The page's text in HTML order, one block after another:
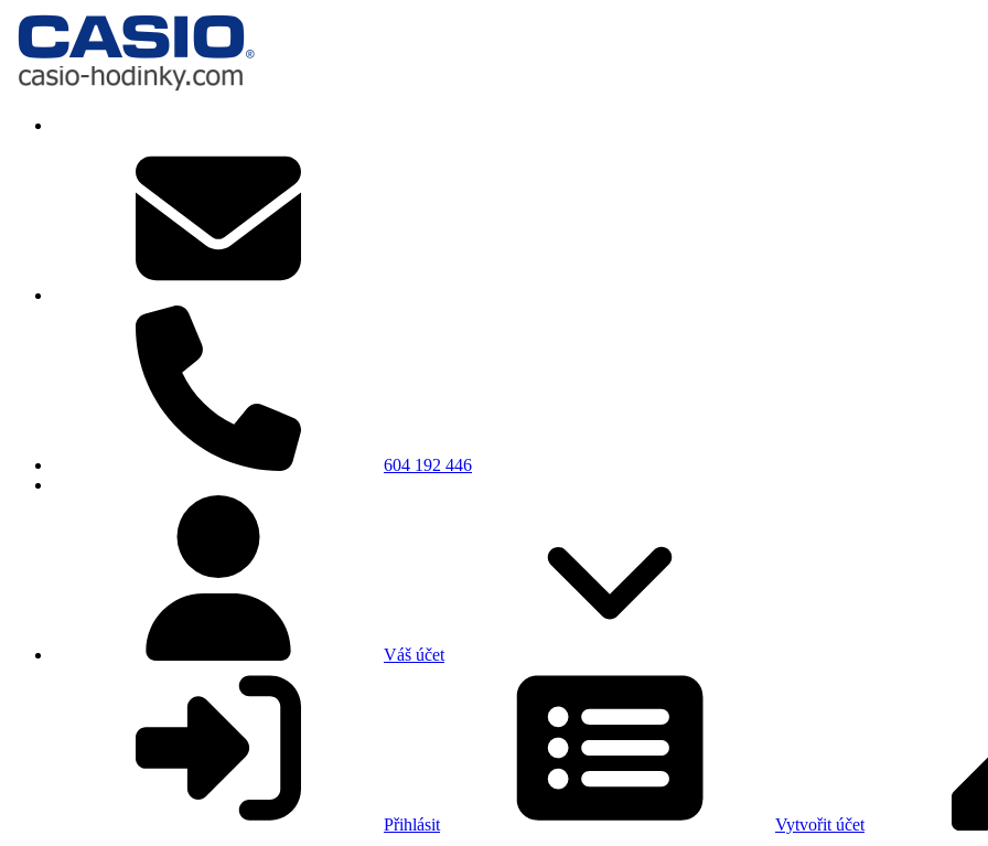
604 192 446
Váš účet
Přihlásit Vytvořit účet